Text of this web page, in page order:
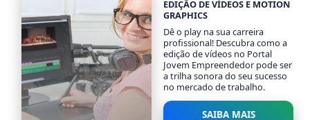
EDIÇÃO DE VÍDEOS E MOTION
GRAPHICS
Dê o play na sua carreira
profissional! Descubra como a
edição de vídeos no Portal
Jovem Empreendedor pode ser
a trilha sonora do seu sucesso
no mercado de trabalho.
SAIBA MAIS